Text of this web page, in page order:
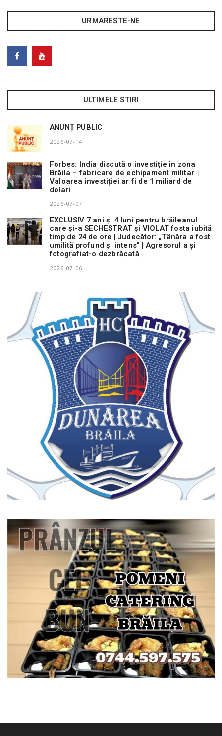
URMARESTE-NE
ULTIMELE STIRI
ANUNȚ PUBLIC
2026-07-14
Forbes: India discută o investiție în zona
Brăila – fabricare de echipament militar |
Valoarea investiției ar fi de 1 miliard de
dolari
2026-07-07
EXCLUSIV 7 ani și 4 luni pentru brăileanul
care și-a SECHESTRAT și VIOLAT fosta iubită
timp de 24 de ore | Judecător: „Tânăra a fost
umilită profund și intens” | Agresorul a și
fotografiat-o dezbrăcată
2026-07-06